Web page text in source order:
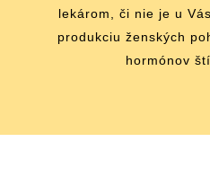
lekárom, či nie je u
produkciu ženských
hormónov